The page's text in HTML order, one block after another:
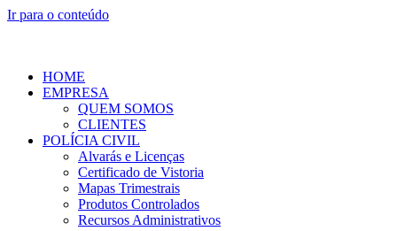
Ir para o conteúdo
HOME
EMPRESA
QUEM SOMOS
CLIENTES
POLÍCIA CIVIL
Alvarás e Licenças
Certificado de Vistoria
Mapas Trimestrais
Produtos Controlados
Recursos Administrativos